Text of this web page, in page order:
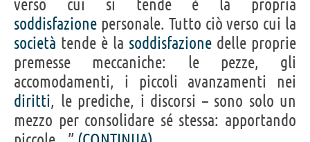
verso cui si tende è la propria
soddisfazione personale. Tutto ciò verso cui la
società tende è la soddisfazione delle proprie
premesse meccaniche: le pezze, gli
accomodamenti, i piccoli avanzamenti nei
diritti, le prediche, i discorsi – sono solo un
mezzo per consolidare sé stessa: apportando